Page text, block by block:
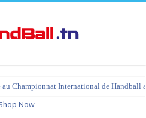
Championnat International de Handball